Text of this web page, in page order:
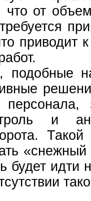
что от
приводит
подобные
персонала,
и
будет идти